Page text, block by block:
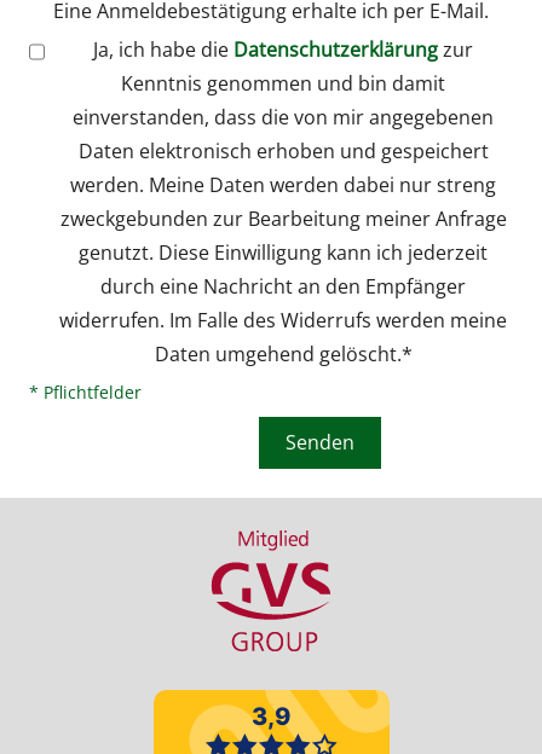
Eine Anmeldebestätigung erhalte ich per E-Mail.
Ja, ich habe die Datenschutzerklärungzur
Kenntnis genommen und bin damit
einverstanden, dass die von mir angegebenen
Daten elektronisch erhoben und gespeichert
werden. Meine Daten werden dabei nur streng
zweckgebunden zur Bearbeitung meiner Anfrage
genutzt. Diese Einwilligung kann ich jederzeit
durch eine Nachricht an den Empfänger
widerrufen. Im Falle des Widerrufs werden meine
Daten umgehend gelöscht.*
* Pflichtfelder